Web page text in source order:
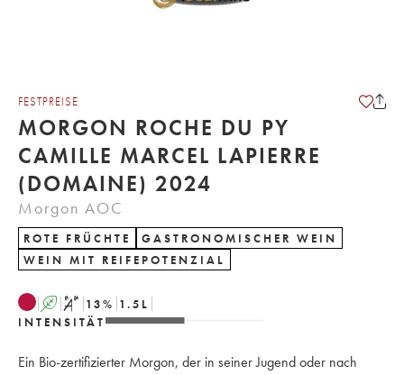
FESTPREISE
MORGON ROCHE DU PY
CAMILLE MARCEL LAPIERRE
(DOMAINE) 2024
Morgon AOC
ROTE FRÜCHTE
GASTRONOMISCHER WEIN
WEIN MIT REIFEPOTENZIAL
A S 13% 1.5 L
INTENSITÄT
Ein Bio-zertifizierter Morgon, der in seiner Jugend oder nach